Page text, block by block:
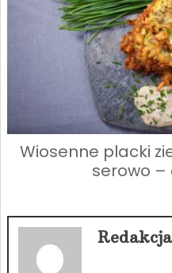
Wiosenne placki
serowo –
Redakcja